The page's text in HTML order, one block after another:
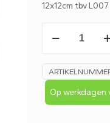
12x12cm tbv L007
rozet
vierkant
12x12
Op werkdagen